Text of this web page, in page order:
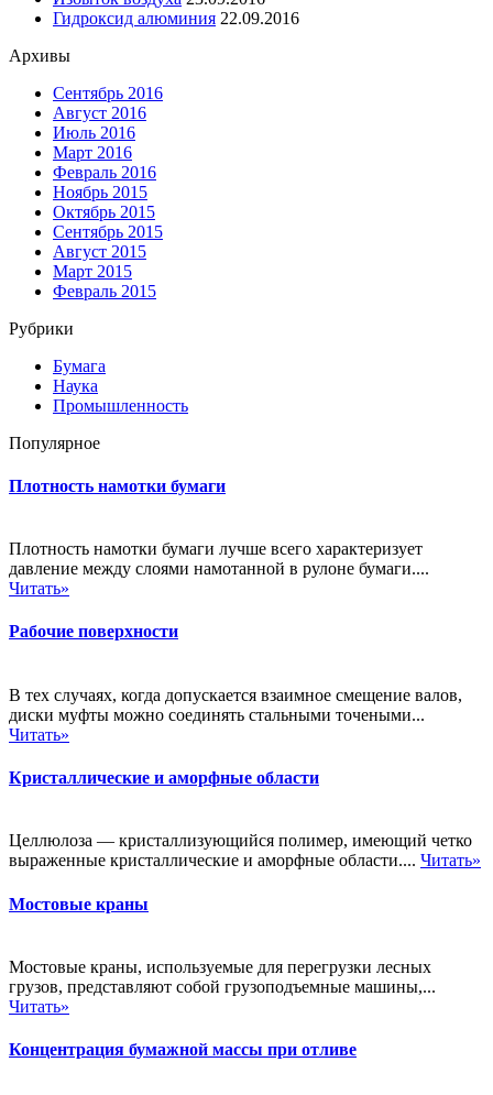
Гидроксид алюминия 22.09.2016
Архивы
Сентябрь 2016
Август 2016
Июль 2016
Март 2016
Февраль 2016
Ноябрь 2015
Октябрь 2015
Сентябрь 2015
Август 2015
Март 2015
Февраль 2015
Рубрики
Бумага
Наука
Промышленность
Популярное
Плотность намотки бумаги
Плотность намотки бумаги лучше всего характеризует
давление между слоями намотанной в рулоне бумаги....
Читать»
Рабочие поверхности
В тех случаях, когда допускается взаимное смещение валов,
диски муфты можно соединять стальными точеными...
Читать»
Кристаллические и аморфные области
Целлюлоза — кристаллизующийся полимер, имеющий четко
выраженные кристаллические и аморфные области.... Читать»
Мостовые краны
Мостовые краны, используемые для перегрузки лесных
грузов, представляют собой грузоподъемные машины,...
Читать»
Концентрация бумажной массы при отливе